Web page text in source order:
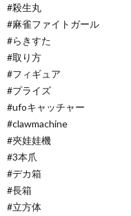
#殺生丸
#麻雀ファイトガール
#らきすた
#取り方
#フィギュア
#プライズ
#ufoキャッチャー
#clawmachine
#夾娃娃機
#3本爪
#デカ箱
#長箱
#立方体